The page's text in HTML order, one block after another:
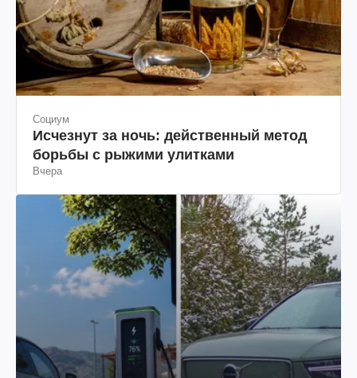
Социум
Исчезнут за ночь: действенный метод
борьбы с рыжими улитками
Вчера